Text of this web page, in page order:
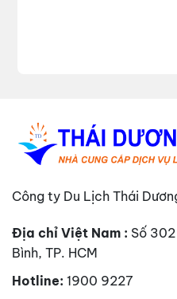
Công ty Du Lịch Thái
Địa chỉ Việt Nam : Số
Bình, TP. HCM
Hotline: 1900 9227